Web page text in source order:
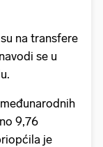
na transfere
se u
9,76
je